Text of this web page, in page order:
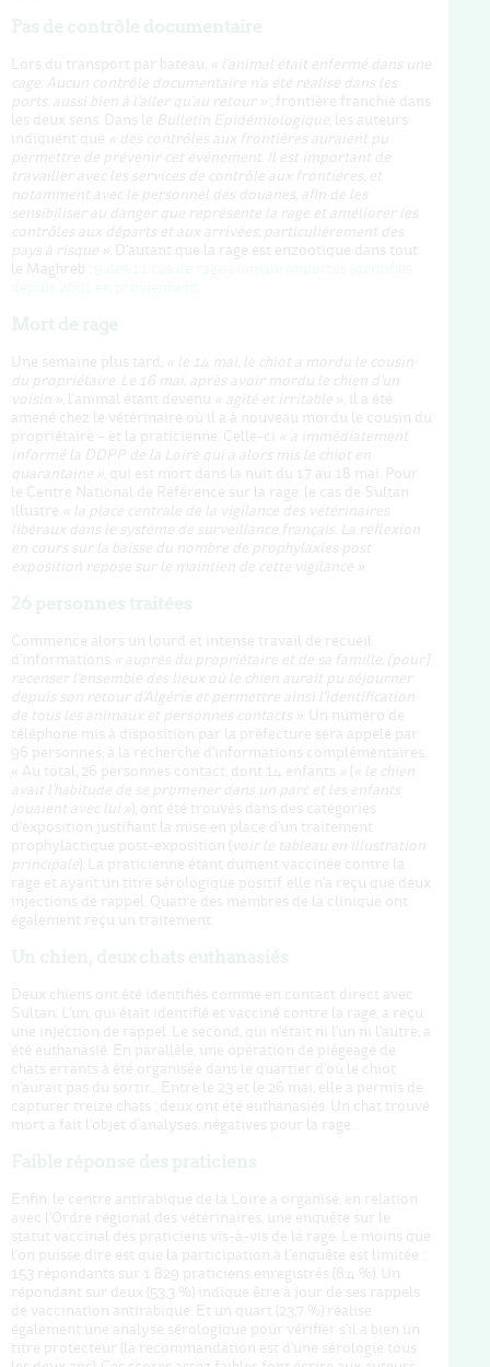
Lors du transport par bateau,
« l'animal était enfermé dans une
cage. Aucun contrôle documentaire n'a été réalisé dans les
ports, aussi bien à l'aller qu'au retour » ; frontière franchie dans
les deux sens. Dans le Bulletin Epidémiologique
, les auteurs
indiquent que
« des contrôles aux frontières auraient pu
permettre de prévenir cet événement. Il est important de
travailler avec les services de contrôle aux frontières, et
notamment avec le personnel des douanes, afin de les
sensibiliser au danger que représente la rage et améliorer les
contrôles aux départs et aux arrivées, particulièrement des
pays à risque » . D'autant que la rage est enzootique dans tout
le Maghreb :
Une semaine plus tard,
« le 14 mai, le chiot a mordu le cousin
du propriétaire. Le 16 mai, après avoir mordu le chien d'un
voisin » , l'animal étant devenu « agité et irritable
», il a été
amené chez le vétérinaire où il a à nouveau mordu le cousin du
propriétaire – et la praticienne. Celle-ci
« a immédiatement
informé la DDPP de la Loire qui a alors mis le chiot en
quarantaine » , qui est mort dans la nuit du 17 au 18 mai. Pour
le Centre National de Référence sur la rage, le cas de Sultan
illustre
« la place centrale de la vigilance des vétérinaires
libéraux dans le système de surveillance français. La réflexion
en cours sur la baisse du nombre de prophylaxies post
exposition repose sur le maintien de cette vigilance »
Commence alors un lourd et intense travail de recueil
d'informations
« auprès du propriétaire et de sa famille, [pour]
recenser l'ensemble des lieux où le chien aurait pu séjourner
depuis son retour d'Algérie et permettre ainsi l'identification
de tous les animaux et personnes contacts » . Un numéro de
téléphone mis à disposition par la préfecture sera appelé par
96 personnes, à la recherche d'informations complémentaires.
« Au total, 26 personnes contact, dont 14 enfants
» ( « le chien
avait l'habitude de se promener dans un parc et les enfants
jouaient avec lui »), ont été trouvés dans des catégories
d'exposition justifiant la mise en place d'un traitement
prophylactique post-exposition ( voir le tableau en illustration
principale ). La praticienne étant dument vaccinée contre la
rage et ayant un titre sérologique positif, elle n'a reçu que deux
injections de rappel. Quatre des membres de la clinique ont
également reçu un traitement.
Deux chiens ont été identifiés comme en contact direct avec
Sultan. L'un, qui était identifié et vacciné contre la rage, a reçu
une injection de rappel. Le second, qui n'était ni l'un ni l'autre, a
été euthanasié. En parallèle, une opération de piégeage de
chats errants à été organisée dans le quartier d'où le chiot
n'aurait pas du sortir… Entre le 23 et le 26 mai, elle a permis de
capturer treize chats ; deux ont été euthanasiés. Un chat trouvé
mort a fait l'objet d'analyses, négatives pour la rage.
Enfin, le centre antirabique de la Loire a organisé, en relation
avec l'Ordre régional des vétérinaires, une enquête sur le
statut vaccinal des praticiens vis-à-vis de la rage. Le moins que
l'on puisse dire est que la participation à l'enquête est limitée :
153 répondants sur 1 829 praticiens enregistrés (8,4 %). Un
répondant sur deux (53,3 %) indique être à jour de ses rappels
de vaccination antirabique. Et un quart (23,7 %) réalise
également une analyse sérologique pour vérifier s'il a bien un
titre protecteur (la recommandation est d'une sérologie tous